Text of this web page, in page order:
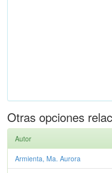
Otras opciones
Autor
Armienta, Ma. Aurora